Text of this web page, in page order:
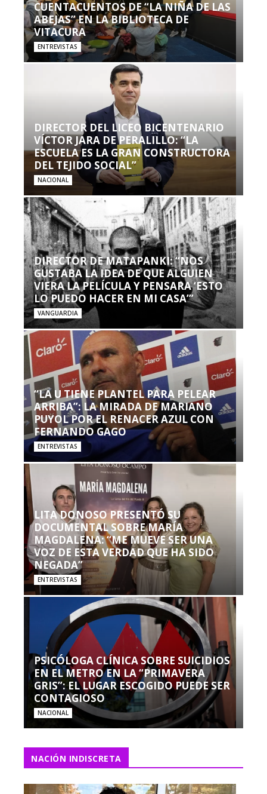
CUENTACUENTOS DE “LA NIÑA DE LAS
ABEJAS” EN LA BIBLIOTECA DE
VITACURA
ENTREVISTAS
DIRECTOR DEL LICEO BICENTENARIO
VÍCTOR JARA DE PERALILLO: “LA
ESCUELA ES LA GRAN CONSTRUCTORA
DEL TEJIDO SOCIAL”
NACIONAL
DIRECTOR DE MATAPANKI: “NOS
GUSTABA LA IDEA DE QUE ALGUIEN
VIERA LA PELÍCULA Y PENSARA ‘ESTO
LO PUEDO HACER EN MI CASA’”
VANGUARDIA
“LA U TIENE PLANTEL PARA PELEAR
ARRIBA”: LA MIRADA DE MARIANO
PUYOL POR EL RENACER AZUL CON
FERNANDO GAGO
ENTREVISTAS
LITA DONOSO PRESENTÓ SU
DOCUMENTAL SOBRE MARÍA
MAGDALENA: “ME MUEVE SER UNA
VOZ DE ESTA VERDAD QUE HA SIDO
NEGADA”
ENTREVISTAS
PSICÓLOGA CLÍNICA SOBRE SUICIDIOS
EN EL METRO EN LA “PRIMAVERA
GRIS”: EL LUGAR ESCOGIDO PUEDE SER
CONTAGIOSO
NACIONAL
NACIÓN INDISCRETA